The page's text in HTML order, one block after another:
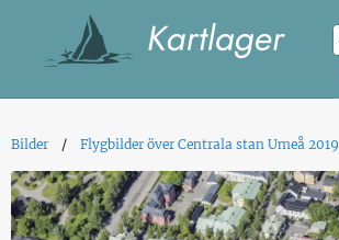
Bilder Flygbilder över Centrala stan Umeå 2019